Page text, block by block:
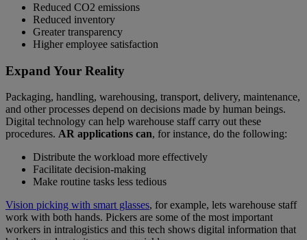
Reduced CO2 emissions
Reduced inventory
Greater transparency
Higher employee satisfaction
Expand Your Reality
Packaging, handling, warehousing, transport, delivery, maintenance,
and other processes depend on decisions made by human beings.
Digital technology can help warehouse staff carry out these
procedures. AR applications can, for instance, do the following:
Distribute the workload more effectively
Facilitate decision-making
Make routine tasks less tedious
Vision picking with smart glasses, for example, lets warehouse staff
work with both hands. Pickers are some of the most important
workers in intralogistics and this tech shows digital information that